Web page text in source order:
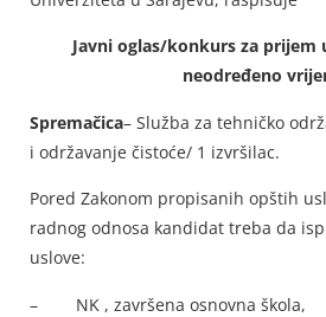
Javni oglas/konkurs za prijem
neodređeno
Spremačica– Služba za tehničko
i održavanje čistoće/ 1 izvršilac.
Pored Zakonom propisanih opštih
radnog odnosa kandidat treba da
uslove:
– NK , završena osnovna škola,